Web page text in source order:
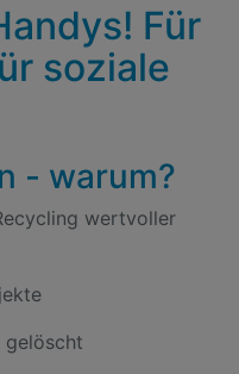
Für
soziale
- warum?
wertvoller
gelöscht